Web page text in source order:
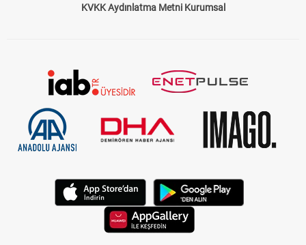
KVKK Aydınlatma Metni Kurumsal